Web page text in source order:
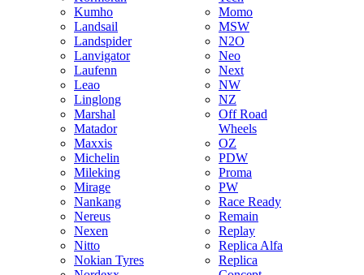
Kumho
Landsail
Landspider
Lanvigator
Laufenn
Leao
Linglong
Marshal
Matador
Maxxis
Michelin
Mileking
Mirage
Nankang
Nereus
Nexen
Nitto
Nokian Tyres
Momo
MSW
N2O
Neo
Next
NW
NZ
Off Road
Wheels
OZ
PDW
Proma
PW
Race Ready
Remain
Replay
Replica Alfa
Replica